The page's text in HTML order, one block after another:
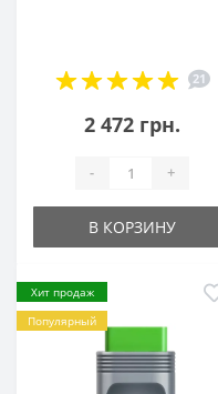
21
2 472 грн.
- +
В КОРЗИНУ
Хит продаж
Популярный